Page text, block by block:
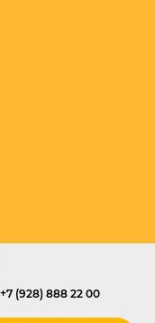
+7 (928) 888 22 00